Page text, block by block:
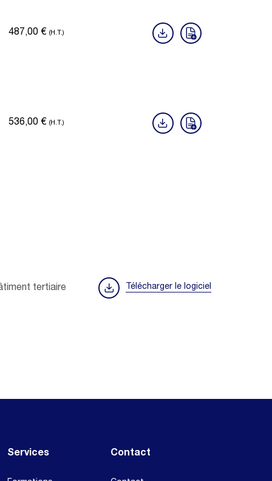
487,00 € (H.T.)
536,00 € (H.T.)
tertiaire Télécharger le logiciel
Services Contact